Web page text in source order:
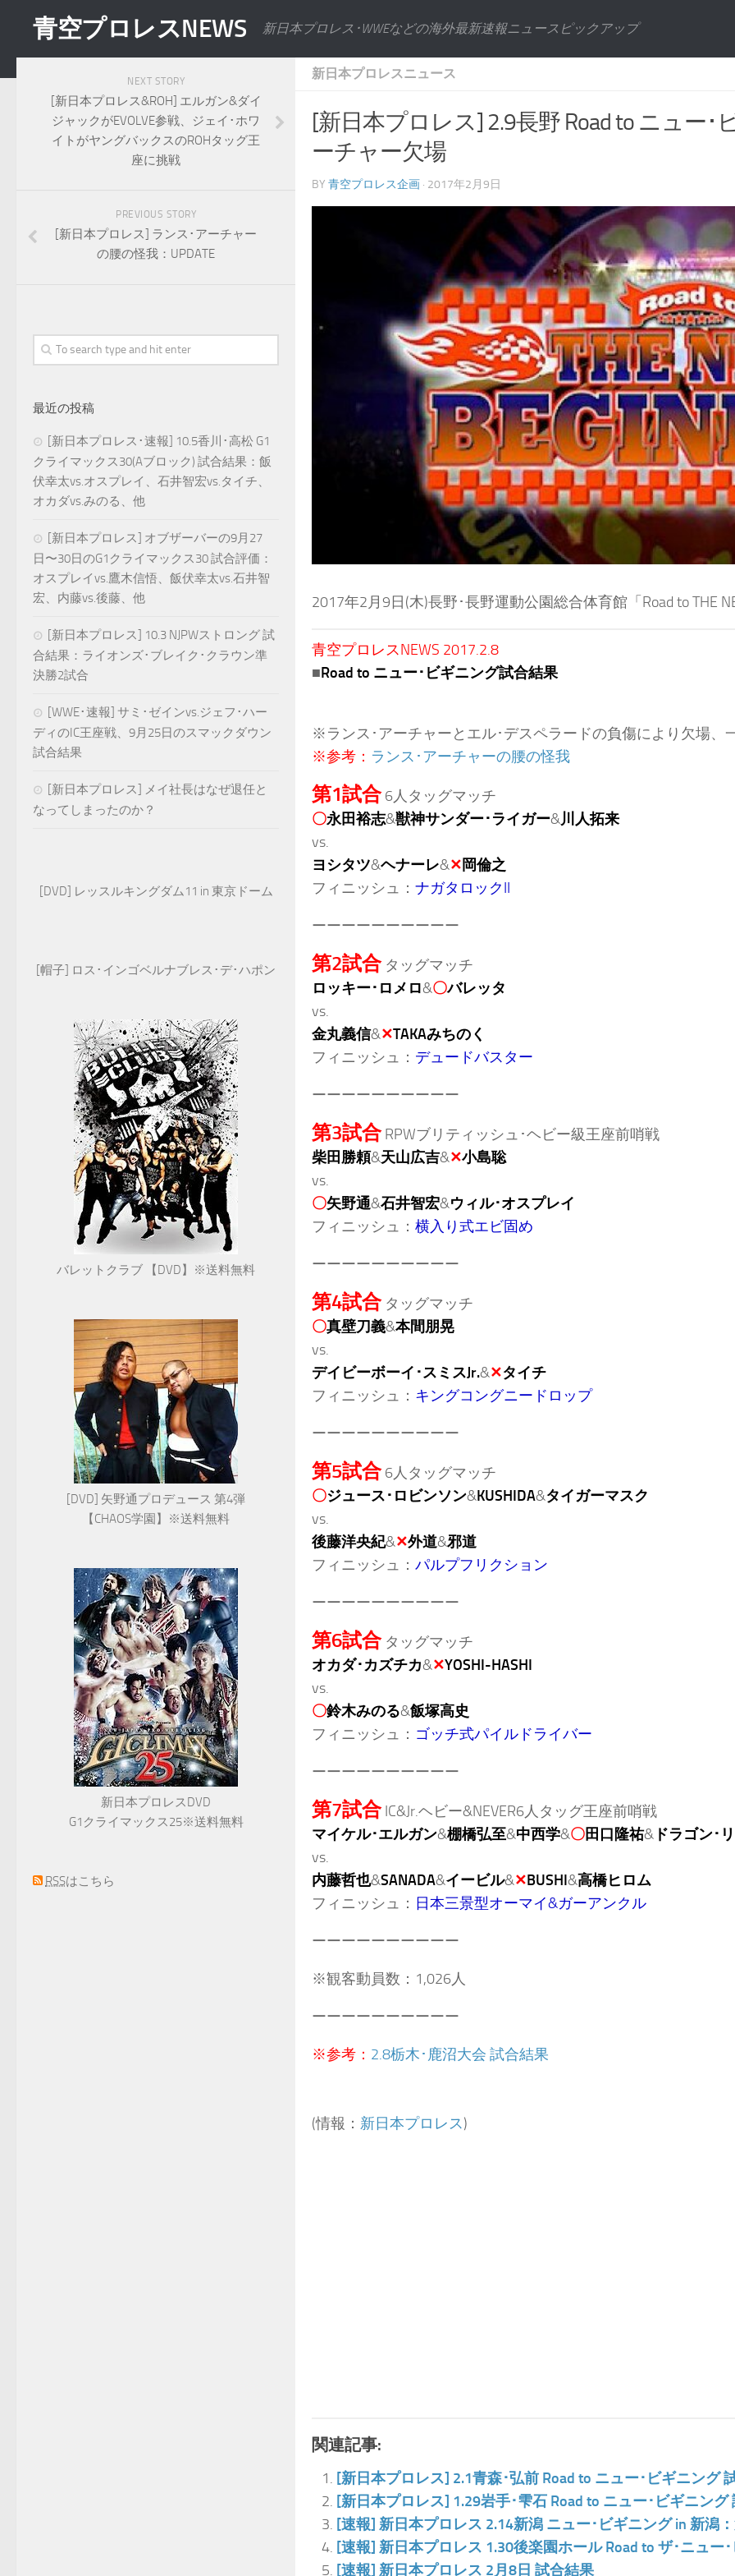
青空プロレスNEWS 新日本プロレス･WWEなどの海外最新速報ニュースピックアップ
新日本プロレスニュース
[新日本プロレス] 2.9長野 Road to ニュー
ーチャー欠場
BY 青空プロレス企画 · 2017年2月9日
2017年2月9日(木)長野･長野運動公園総合体育館「Road to THE
青空プロレスNEWS 2017.2.8
■Road to ニュー･ビギニング試合結果
※ランス･アーチャーとエル･デスペラードの負傷により欠場、
※参考： ランス･アーチャーの腰の怪我
第1試合6人タッグマッチ
〇永田裕志&獣神サンダー･ライガー&川人拓来
vs.
ヨシタツ&ヘナーレ&✕岡倫之
フィニッシュ： ナガタロックII
ーーーーーーーーーー
第2試合タッグマッチ
ロッキー･ロメロ&〇バレッタ
vs.
金丸義信&✕TAKAみちのく
フィニッシュ： デュードバスター
ーーーーーーーーーー
第3試合RPWブリティッシュ･ヘビー級王座前哨戦
柴田勝頼&天山広吉&✕小島聡
vs.
〇矢野通&石井智宏&ウィル･オスプレイ
フィニッシュ： 横入り式エビ固め
ーーーーーーーーーー
第4試合タッグマッチ
〇真壁刀義&本間朋晃
vs.
デイビーボーイ･スミスJr.&✕タイチ
フィニッシュ： キングコングニードロップ
ーーーーーーーーーー
第5試合6人タッグマッチ
〇ジュース･ロビンソン&KUSHIDA&タイガーマスク
vs.
後藤洋央紀&✕外道&邪道
フィニッシュ： パルプフリクション
ーーーーーーーーーー
第6試合タッグマッチ
オカダ･カズチカ&✕YOSHI-HASHI
vs.
〇鈴木みのる&飯塚高史
フィニッシュ： ゴッチ式パイルドライバー
ーーーーーーーーーー
第7試合IC&Jr.ヘビー&NEVER6人タッグ王座前哨戦
マイケル･エルガン&棚橋弘至&中西学&〇田口隆祐& ドラゴン･
vs.
内藤哲也&SANADA&イービル&✕BUSHI&高橋ヒロム
フィニッシュ： 日本三景型オーマイ&ガーアンクル
ーーーーーーーーーー
※観客動員数：1,026人
ーーーーーーーーーー
※参考： 2.8栃木･鹿沼大会 試合結果
(情報： 新日本プロレス)
関連記事:
[新日本プロレス] 2.1青森･弘前 Road to ニュー･ビギニング
[新日本プロレス] 1.29岩手･雫石 Road to ニュー･ビギニング
[速報] 新日本プロレス 2.14新潟 ニュー･ビギニング in 新潟
[速報] 新日本プロレス 1.30後楽園ホール Road to ザ･ニュー
[速報] 新日本プロレス 2月8日 試合結果
NEXT STORY
[新日本プロレス&ROH] エルガン&ダイ
ジャックがEVOLVE参戦、ジェイ･ホワ
イトがヤングバックスのROHタッグ王
座に挑戦
PREVIOUS STORY
[新日本プロレス] ランス･アーチャー
の腰の怪我：UPDATE
最近の投稿
[新日本プロレス･速報] 10.5香川･高松 G1
クライマックス30(Aブロック) 試合結果：飯
伏幸太vs.オスプレイ、石井智宏vs.タイチ、
オカダvs.みのる、他
[新日本プロレス] オブザーバーの9月27
日〜30日のG1クライマックス30 試合評価：
オスプレイvs.鷹木信悟、飯伏幸太vs.石井智
宏、内藤vs.後藤、他
[新日本プロレス] 10.3 NJPWストロング 試
合結果：ライオンズ･ブレイク･クラウン準
決勝2試合
[WWE･速報] サミ･ゼインvs.ジェフ･ハー
ディのIC王座戦、9月25日のスマックダウン
試合結果
[新日本プロレス] メイ社長はなぜ退任と
なってしまったのか？
[DVD] レッスルキングダム11 in 東京ドーム
[帽子] ロス･インゴベルナブレス･デ･ハポン
バレットクラブ 【DVD】※送料無料
[DVD] 矢野通プロデュース 第4弾
【CHAOS学園】※送料無料
新日本プロレスDVD
G1クライマックス25※送料無料
RSSはこちら